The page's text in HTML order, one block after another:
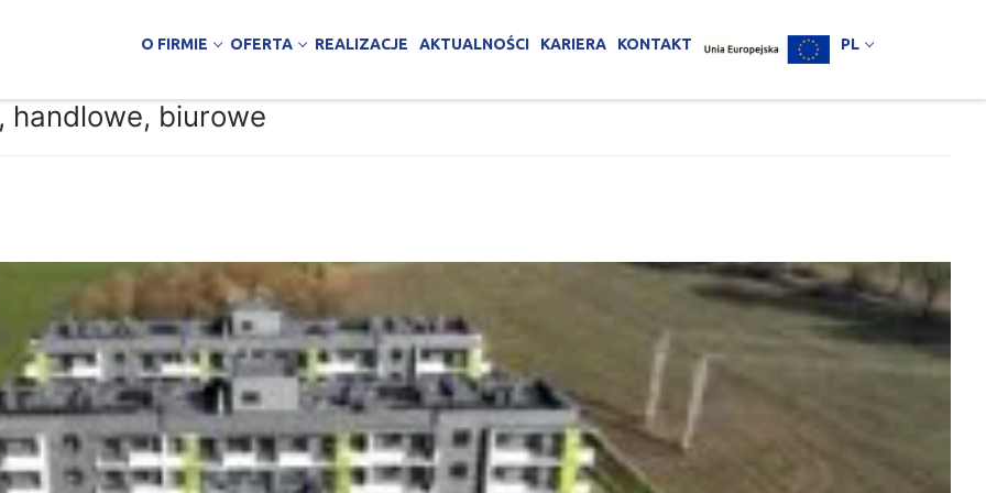
O FIRMIE OFERTA REALIZACJE AKTUALNOŚCI KARIERA KONTAKT PL
magazynowe
publicznej
handlowe, biurowe
warstwowe
handlowe, biurowe